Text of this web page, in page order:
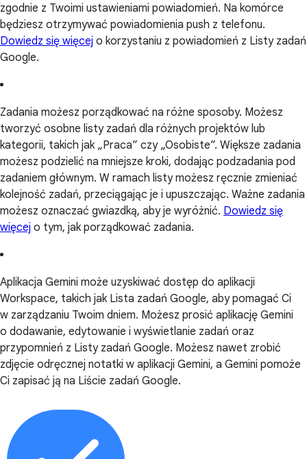
zgodnie z Twoimi ustawieniami powiadomień. Na komórce
będziesz otrzymywać powiadomienia push z telefonu.
Dowiedz się więcej o korzystaniu z powiadomień z Listy zadań
Google.
Zadania możesz porządkować na różne sposoby. Możesz
tworzyć osobne listy zadań dla różnych projektów lub
kategorii, takich jak „Praca” czy „Osobiste”. Większe zadania
możesz podzielić na mniejsze kroki, dodając podzadania pod
zadaniem głównym. W ramach listy możesz ręcznie zmieniać
kolejność zadań, przeciągając je i upuszczając. Ważne zadania
możesz oznaczać gwiazdką, aby je wyróżnić. Dowiedz się
więcej o tym, jak porządkować zadania.
Aplikacja Gemini może uzyskiwać dostęp do aplikacji
Workspace, takich jak Lista zadań Google, aby pomagać Ci
w zarządzaniu Twoim dniem. Możesz prosić aplikację Gemini
o dodawanie, edytowanie i wyświetlanie zadań oraz
przypomnień z Listy zadań Google. Możesz nawet zrobić
zdjęcie odręcznej notatki w aplikacji Gemini, a Gemini pomoże
Ci zapisać ją na Liście zadań Google.